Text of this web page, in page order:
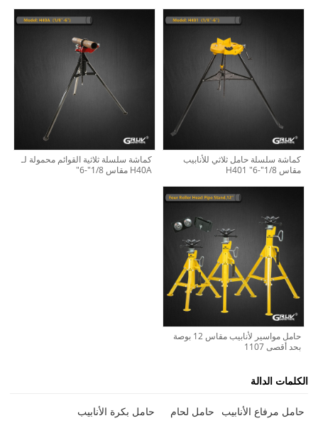
كماشة سلسلة حامل ثلاثي للأنابيب
مقاس 1/8"-6" H401
كماشة سلسلة ثلاثية القوائم محمولة لـ
H40A مقاس 1/8"-6"
حامل مواسير لأنابيب مقاس 12 بوصة
بحد أقصى 1107
الكلمات الدالة
حامل مرفاع الأنابيب حامل لحام
حامل بكرة الأنابيب